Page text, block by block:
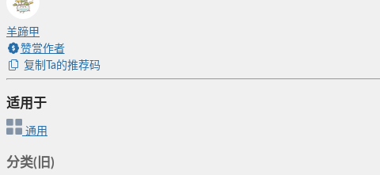
羊蹄甲
赞赏作者
复制Ta的推荐码
适用于
通用
分类(旧)